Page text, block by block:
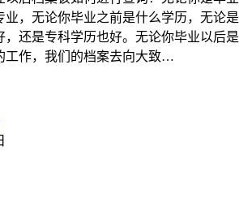
业，无论你毕业之前是什么学历，无论是
，还是专科学历也好。无论你毕业以后是
工作，我们的档案去向大致…